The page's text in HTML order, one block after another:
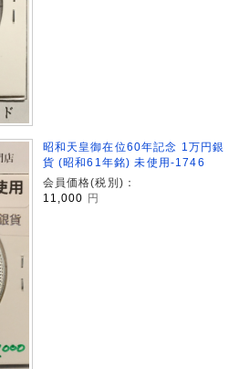
昭和天皇御在位60年記念 1万円銀
貨 (昭和61年銘) 未使用-1746
会員価格(税別)：
11,000 円